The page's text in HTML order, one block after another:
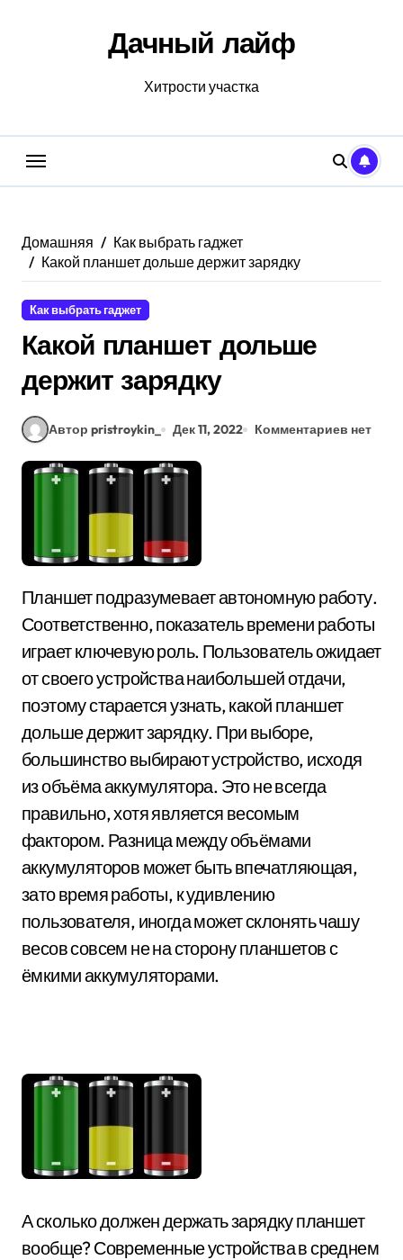
Дачный лайф
Хитрости участка
Домашняя
Как выбрать гаджет
Какой планшет дольше держит зарядку
Как выбрать гаджет
Какой планшет дольше
держит зарядку
Автор pristroykin_ Дек 11, 2022 Комментариев нет
Планшет подразумевает автономную работу.
Соответственно, показатель времени работы
играет ключевую роль. Пользователь ожидает
от своего устройства наибольшей отдачи,
поэтому старается узнать, какой планшет
дольше держит зарядку. При выборе,
большинство выбирают устройство, исходя
из объёма аккумулятора. Это не всегда
правильно, хотя является весомым
фактором. Разница между объёмами
аккумуляторов может быть впечатляющая,
зато время работы, к удивлению
пользователя, иногда может склонять чашу
весов совсем не на сторону планшетов с
ёмкими аккумуляторами.
А сколько должен держать зарядку планшет
вообще? Современные устройства в среднем